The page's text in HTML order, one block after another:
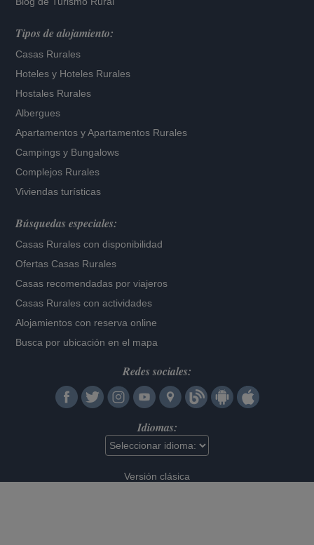
Tipos de alojamiento:
Casas Rurales
Hoteles y Hoteles Rurales
Hostales Rurales
Albergues
Apartamentos yApartamentos Rurales
Campings y Bungalows
Complejos Rurales
Viviendas turísticas
Búsquedas especiales:
Casas Rurales con disponibilidad
Ofertas Casas Rurales
Casas recomendadas por viajeros
Casas Rurales con actividades
Alojamientos con reserva online
Busca por ubicación en el mapa
Redes sociales:
Idiomas:
Versión clásica